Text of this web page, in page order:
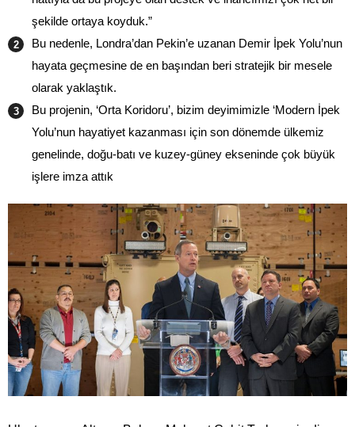
şekilde ortaya koyduk.”
Bu nedenle, Londra’dan Pekin’e uzanan Demir İpek Yolu’nun
hayata geçmesine de en başından beri stratejik bir mesele
olarak yaklaştık.
Bu projenin, ‘Orta Koridoru’, bizim deyimimizle ‘Modern İpek
Yolu’nun hayatiyet kazanması için son dönemde ülkemiz
genelinde, doğu-batı ve kuzey-güney ekseninde çok büyük
işlere imza attık